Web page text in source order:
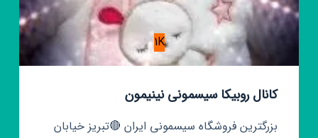
1K
کانال روبیکا سیسمونی نینیمون
بزرگترین فروشگاه سیسمونی ایران 🔴تبریز خیابان